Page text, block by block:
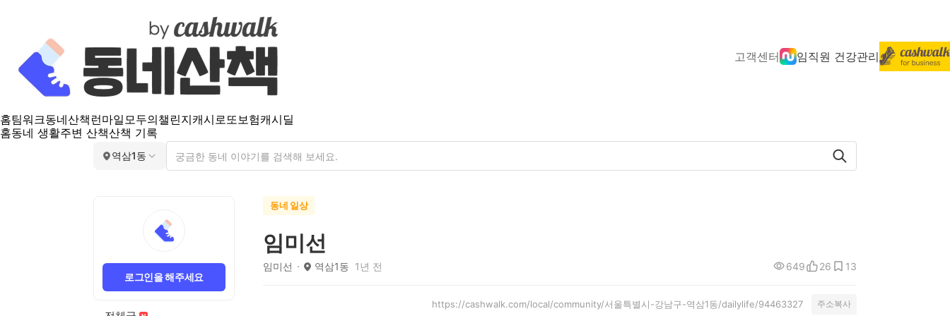
고객센터 임직원 건강관리
홈팀워크동네산책 런마일모두의챌린지캐시로또보험캐시딜
홈동네 생활주변 산책산책 기록
역삼1동
로그인을 해주세요
동네 일상
임미선
임미선 역삼1동 1년 전 649 26 13
https://cashwalk.com/local/community/서울특별시-강남구-역삼1동/dailylife/94463327 주소복사